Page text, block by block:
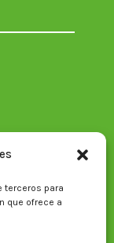
terceros para
que ofrece a
new new new